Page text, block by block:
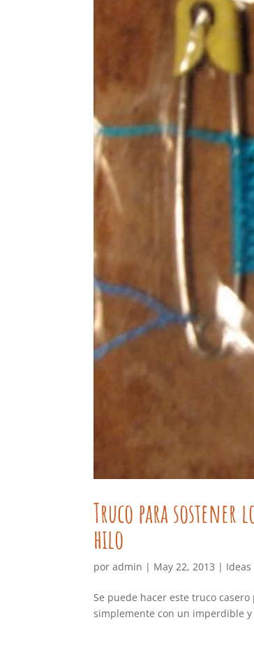
Truco para sostener
hilo
poradmin | May 22, 2013 |
Se puede hacer este truco
simplemente con un imperdible